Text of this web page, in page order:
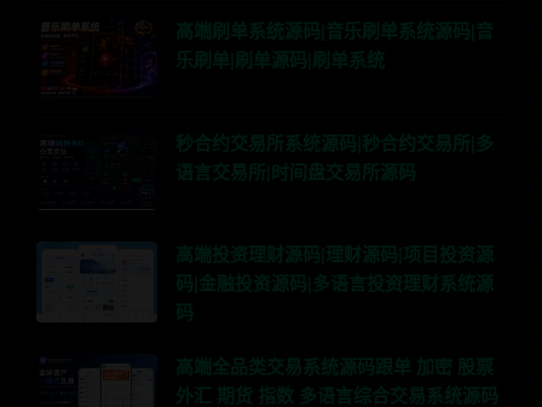
高端刷单系统源码|音乐刷单系统源码|音
乐刷单|刷单源码|刷单系统
秒合约交易所系统源码|秒合约交易所|多
语言交易所|时间盘交易所源码
高端投资理财源码|理财源码|项目投资源
码|金融投资源码|多语言投资理财系统源
码
高端全品类交易系统源码跟单 加密 股票
外汇 期货 指数 多语言综合交易系统源码